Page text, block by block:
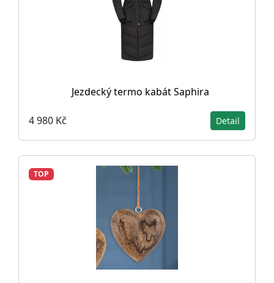
Jezdecký termo kabát Saphira
4 980 Kč Detail
TOP